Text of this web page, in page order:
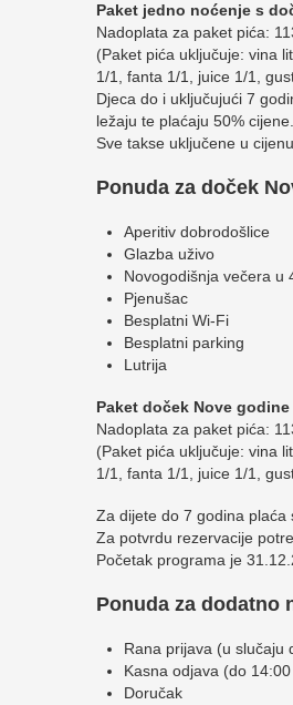
Paket jedno noćenje s
Nadoplata za paket pića:
(Paket pića uključuje: vina
1/1, fanta 1/1, juice 1/1,
Djeca do i uključujući 7
ležaju te plaćaju 50% cijene.
Sve takse uključene u cijenu.
Ponuda za doček
Aperitiv dobrodošlice
Glazba uživo
Novogodišnja večera u
Pjenušac
Besplatni Wi-Fi
Besplatni parking
Lutrija
Paket doček Nove godine
Nadoplata za paket pića:
(Paket pića uključuje: vina
1/1, fanta 1/1, juice 1/1,
Za dijete do 7 godina plaća
Za potvrdu rezervacije
Početak programa je
Ponuda za dodatno
Rana prijava (u slučaju
Kasna odjava (do
Doručak